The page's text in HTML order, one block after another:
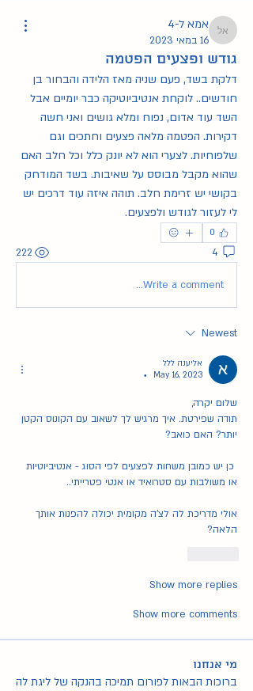
אמא ל-4
אמא ל-4
16 במאי 2023
גודש ופצעים הפטמה
לי לעזור לגודש ולפצעים.
0
4
222
Write a comment...
Newest
אליענה ללל
May 16, 2023
•
שלום יקרה,
יותר? האם כואב?
או משולבות עם סטרואיד או אנטי פטרייתי..
הלאה?
Show more replies
Show more comments
מי אנחנו
ברוכות הבאות לפורום תמיכה בהנקה של ליגת לה